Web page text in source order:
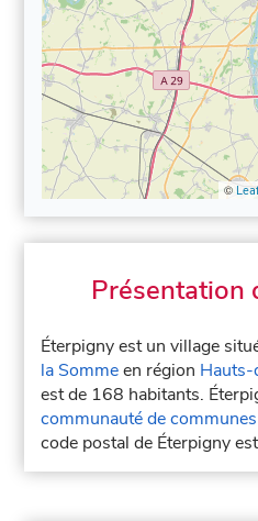
©
Présentation
Éterpigny est un village
la Sommeen région Hauts-
est de 168 habitants.
communauté de
code postal de Éterpigny